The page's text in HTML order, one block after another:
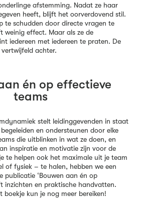
afstemming. Nadat ze haar
heeft, blijft het oorverdovend stil.
te schudden door directe vragen te
weinig effect. Maar als ze de
iedereen met iedereen te praten. De
achter.
én op effectieve
teams
stelt leidinggevenden in staat
en ondersteunen door elke
die uitblinken in wat ze doen, en
inspiratie en motivatie zijn voor de
te helpen ook het maximale uit je team
of fysiek – te halen, hebben we een
publicatie ‘Bouwen aan én op
inzichten en praktische handvatten.
boekje kun je nog meer bereiken!